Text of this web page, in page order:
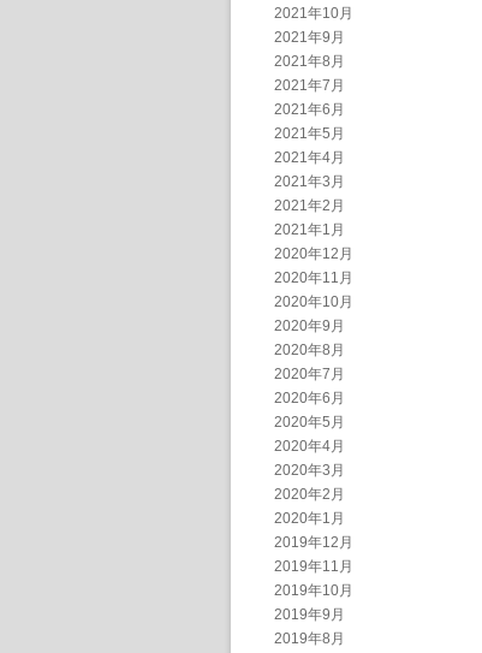
2021年10月
2021年9月
2021年8月
2021年7月
2021年6月
2021年5月
2021年4月
2021年3月
2021年2月
2021年1月
2020年12月
2020年11月
2020年10月
2020年9月
2020年8月
2020年7月
2020年6月
2020年5月
2020年4月
2020年3月
2020年2月
2020年1月
2019年12月
2019年11月
2019年10月
2019年9月
2019年8月